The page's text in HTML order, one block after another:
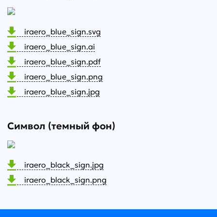
iraero_blue_sign.svg
iraero_blue_sign.ai
iraero_blue_sign.pdf
iraero_blue_sign.png
iraero_blue_sign.jpg
Символ (темный фон)
iraero_black_sign.jpg
iraero_black_sign.png